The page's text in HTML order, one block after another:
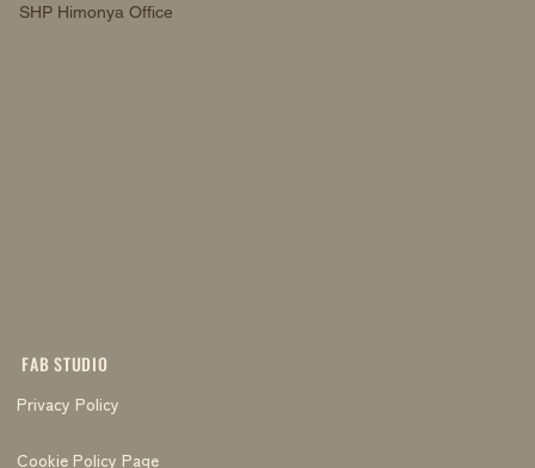
FAB STUDIO
Privacy Policy
Cookie Policy Page
SHP Himonya Office